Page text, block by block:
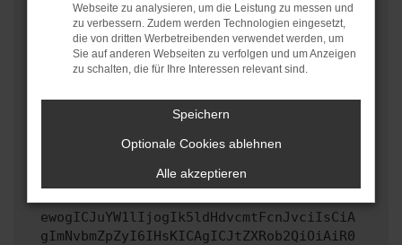
Sicherheitsrisiko, sondern kann auch dazu führen,
dass bestimmte Funktionen nicht mehr unterstützt
werden.
Wende dich an den Webseitenbetreiber.
Wenn du alle oben genannten Schritte versucht hast,
kontaktiere uns bitte. Wir werden versuchen, das
Problem zu beheben. Du kannst uns diesen Text
schicken, um uns bei der Fehlersuche zu
ewogICJuYW1lIjogIk5ldHdvcmtFcnJvciIsCiA
gImNvbmZpZyI6IHsKICAgICJtZXRob2QiOiAiR0
Webseite zu analysieren, um die Leistung zu messen und
zu verbessern. Zudem werden Technologien eingesetzt,
die von dritten Werbetreibenden verwendet werden, um
Sie auf anderen Webseiten zu verfolgen und um Anzeigen
zu schalten, die für Ihre Interessen relevant sind.
Speichern
Optionale Cookies ablehnen
Alle akzeptieren